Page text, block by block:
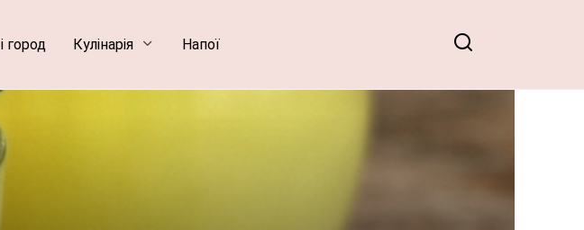
город Кулінарія Напої